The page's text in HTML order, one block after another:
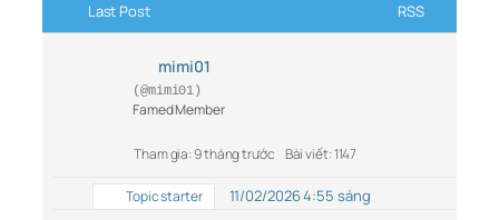
Last Post RSS
mimi01
(@mimi01)
Famed Member
Tham gia: 9 tháng trước Bài viết: 1147
Topic starter 11/02/2026 4:55 sáng